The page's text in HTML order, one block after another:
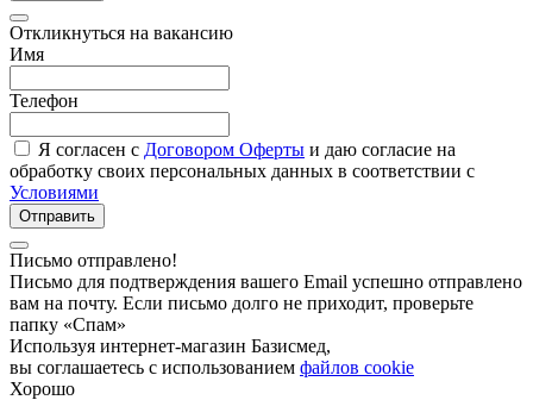
Откликнуться на вакансию
Имя
Телефон
Я согласен с Договором Оферты и даю согласие на
обработку своих персональных данных в соответствии с
Условиями
Отправить
Письмо отправлено!
Письмо для подтверждения вашего Email успешно отправлено
вам на почту. Если письмо долго не приходит, проверьте
папку «Спам»
Используя интернет-магазин Базисмед,
вы соглашаетесь с использованием файлов cookie
Хорошо